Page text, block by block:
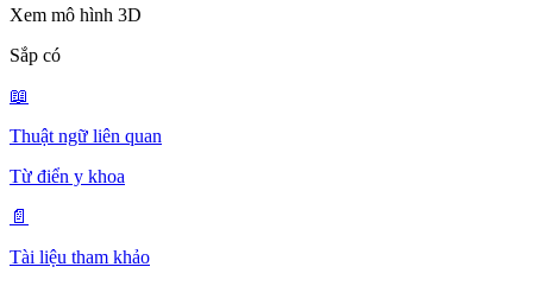
Xem mô hình 3D
Sắp có
📖
Thuật ngữ liên quan
Từ điển y khoa
📄
Tài liệu tham khảo